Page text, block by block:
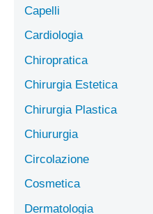
Capelli
Cardiologia
Chiropratica
Chirurgia Estetica
Chirurgia Plastica
Chiururgia
Circolazione
Cosmetica
Dermatologia